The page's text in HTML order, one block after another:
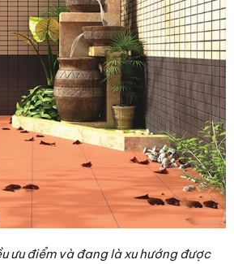
ưu điểm và đang là xu hướng được